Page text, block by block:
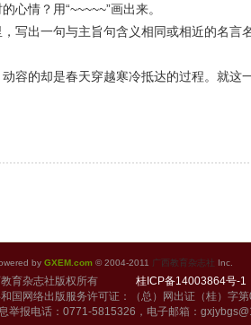
情？用“~~~~~”画出来。
出一句与主旨句含义相同或相近的名言名
的却是春天穿越寒冷抵达的过程。就这
by GXEM.com © 2004-2011 广西教育杂志社 Inc.
教育杂志社版权所有 桂ICP备14003864号-1
国网络出版服务许可证：（总）网出证（桂）字
举报电话：0771-5815326，电子邮箱：